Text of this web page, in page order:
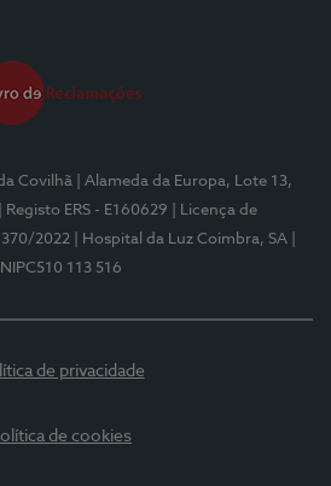
Covilhã
| Alameda da Europa, Lote 13,
| Registo ERS - E160629
| Licença de
2022
| Hospital da Luz Coimbra, SA
NIPC510 113 516
de privacidade
de cookies